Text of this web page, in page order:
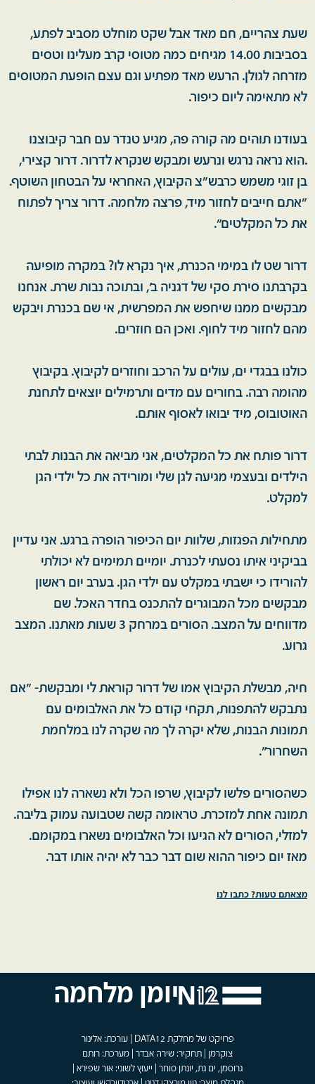
שעת צהריים, חם מאד אבל שקט מוחלט מסביב לפתע,
בסביבות 14.00 מגיחים כמה מטוסי קרב מעלינו וטסים
מזרחה לגולן. הרעש מאד מפתיע וגם עצם הופעת המטוסים
לא מתאימה ליום כיפור.
בעודנו תוהים מה קורה פה, מגיע טנדר עם חבר קיבוצנו
.הוא נראה נרגש ונרעש ומבקש שנקרא לדרור. דרור קצירי,
בן זוגי משמש כרבש"צ הקיבוץ, האחראי על הבטחון השוטף.
"אתם חייבים לחזור מיד, פרצה מלחמה. דרור צריך לפתוח
את כל המקלטים".
דרור שט לו במימי הכנרת, איך נקרא לו? במקרה מופיעה
בקרבתנו סירת סקי של דגניה ב', ובתוכה נבות שרת. אנחנו
מבקשים ממנו שיחפש את המפרשית, אי שם בכנרת ויבקש
מהם לחזור מיד לחוף. ואכן הם חוזרים.
כולנו בבגדי ים, עולים על הרכב וחוזרים לקיבוץ. בקיבוץ
מהומה רבה. בחורים עם מדים ותרמילים יוצאים לתחנת
האוטובוס, מיד יבואו לאסוף אותם.
דרור פותח את כל המקלטים, אני מביאה את הבנות לבתי
הילדים ובעצמי מגיעה לגן שלי ומורידה את כל ילדי הגן
למקלט.
מתחילות הפגזות, שלוות יום הכיפור הופרה ברגע. אני עדיין
בביקיני איתו נסעתי לכנרת. יומיים תמימים לא יכולתי
להורידו כי ישבתי במקלט עם ילדי הגן. בערב יום ראשון
מבקשים מכל המבוגרים להתכנס בחדר האכל. שם
מדווחים על המצב. הסורים במרחק 3 שעות מאתנו. המצב
גרוע.
חיה, מבשלת הקיבוץ אמו של דרור קוראת לי ומבקשת- "אם
נתבקש להתפנות, תקחי קודם כל את האלבומים עם
תמונות הבנות, שלא יקרה לך מה שקרה לנו במלחמת
השחרור".
כשהסורים פלשו לקיבוץ, שרפו הכל ולא נשארה לנו אפילו
תמונה אחת למזכרת. טראומה קשה שטבועה עמוק בליבה.
למזלי, הסורים לא הגיעו וכל האלבומים נשארו במקומם.
מאז יום כיפור ההוא שום דבר כבר לא יהיה אותו דבר.
מצאתם טעות? כתבו לנו
יומן מלחמה
פרויקט של מחלקת DATA12 | עורכת: אלינור
צוקרמן | תחקיר: שירה אבדר | מערכת: רותם
גרוסמן, ים גת, יונתן סוחר | ייעוץ לשוני: אור שפירא |